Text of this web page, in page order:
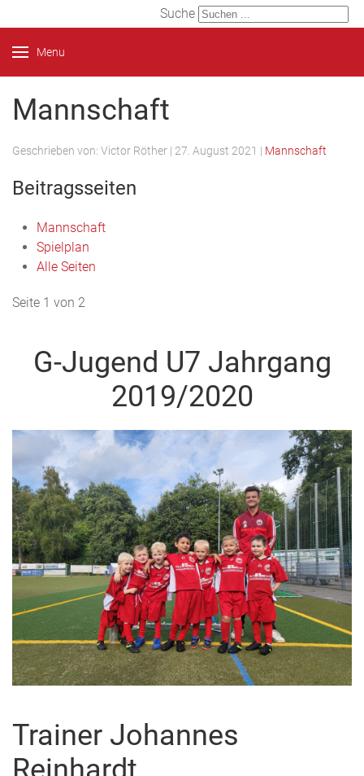
Suche
Menu
Mannschaft
Geschrieben von: Victor Röther | 27. August 2021 | Mannschaft
Beitragsseiten
Mannschaft
Spielplan
Alle Seiten
Seite 1 von 2
G-Jugend U7 Jahrgang
2019/2020
Trainer Johannes
Reinhardt